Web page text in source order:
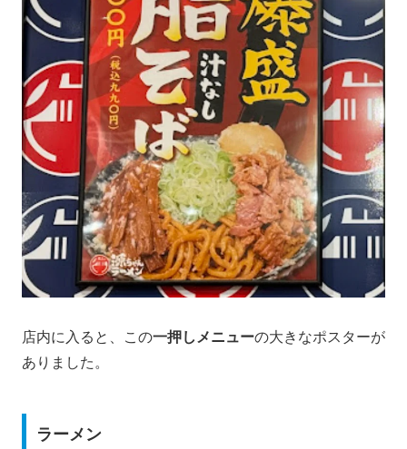
店内に入ると、この一押しメニューの大きなポスターが
ありました。
ラーメン